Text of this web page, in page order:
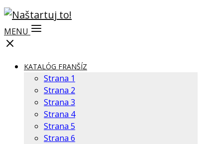
MENU
KATALÓG FRANŠÍZ
Strana 1
Strana 2
Strana 3
Strana 4
Strana 5
Strana 6